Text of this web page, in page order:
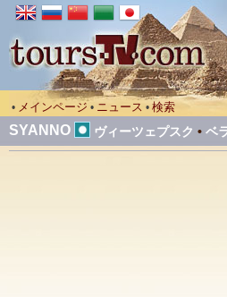
• メインページ • ニュース • 検索
SYANNO ヴィーツェプスク • ベ